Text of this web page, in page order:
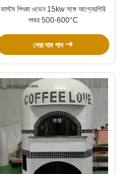
কাস্টম পিৎজা ওভেন 15kw সঙ্গে আগ্নেয়গিরি
পাথর 500-600°C
সেরা দাম পান